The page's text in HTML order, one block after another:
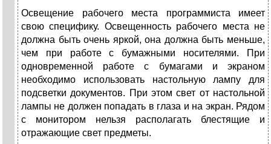
Освещение рабочего места программиста имеет
свою специфику. Освещенность рабочего места не
должна быть очень яркой, она должна быть меньше,
чем при работе с бумажными носителями. При
одновременной работе с бумагами и экраном
необходимо использовать настольную лампу для
подсветки документов. При этом свет от настольной
лампы не должен попадать в глаза и на экран. Рядом
с монитором нельзя располагать блестящие и
отражающие свет предметы.